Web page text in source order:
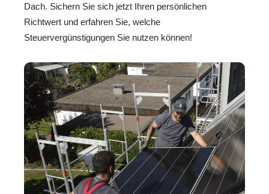
Dach. Sichern Sie sich jetzt Ihren persönlichen
Richtwert und erfahren Sie, welche
Steuervergünstigungen Sie nutzen können!